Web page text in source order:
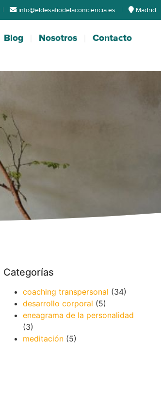
| info@eldesafiodelaconciencia.es | Madrid
Blog Nosotros Contacto
Categorías
coaching transpersonal (34)
desarrollo corporal (5)
eneagrama de la personalidad
(3)
meditación (5)